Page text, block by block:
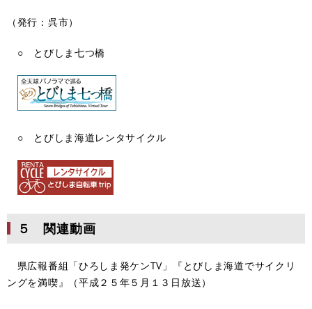
（発行：呉市）
○ とびしま七つ橋
○ とびしま海道レンタサイクル
５ 関連動画
県広報番組「ひろしま発ケンTV」『とびしま海道でサイクリ
ングを満喫』（平成２５年５月１３日放送）